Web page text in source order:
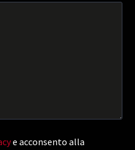
e acconsento alla